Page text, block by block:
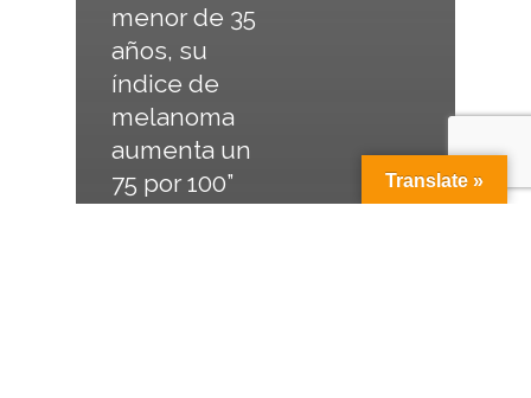
menor de 35
años, su
índice de
melanoma
aumenta un
75 por 100”
Translate »